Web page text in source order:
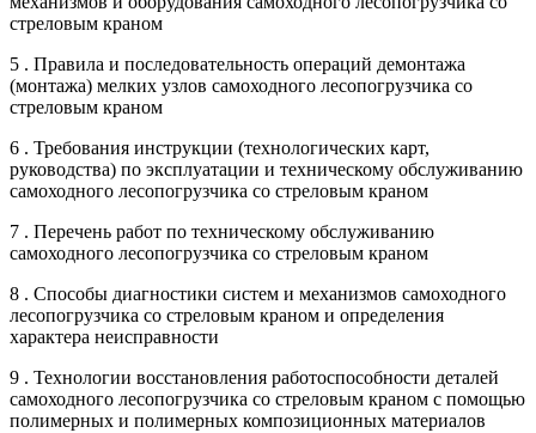
стреловым краном
5 . Правила и последовательность операций демонтажа
(монтажа) мелких узлов самоходного лесопогрузчика со
стреловым краном
6 . Требования инструкции (технологических карт,
руководства) по эксплуатации и техническому обслуживанию
самоходного лесопогрузчика со стреловым краном
7 . Перечень работ по техническому обслуживанию
самоходного лесопогрузчика со стреловым краном
8 . Способы диагностики систем и механизмов самоходного
лесопогрузчика со стреловым краном и определения
характера неисправности
9 . Технологии восстановления работоспособности деталей
самоходного лесопогрузчика со стреловым краном с помощью
полимерных и полимерных композиционных материалов